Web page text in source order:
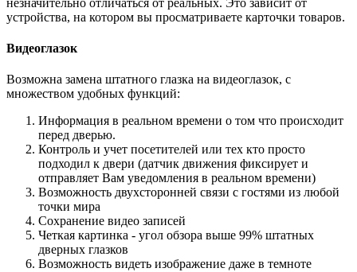
устройства, на котором вы просматриваете карточки товаров.
Видеоглазок
Возможна замена штатного глазка на видеоглазок, с
множеством удобных функций:
Информация в реальном времени о том что происходит
перед дверью.
Контроль и учет посетителей или тех кто просто
подходил к двери (датчик движения фиксирует и
отправляет Вам уведомления в реальном времени)
Возможность двухсторонней связи с гостями из любой
точки мира
Сохранение видео записей
Четкая картинка - угол обзора выше 99% штатных
дверных глазков
Возможность видеть изображение даже в темноте